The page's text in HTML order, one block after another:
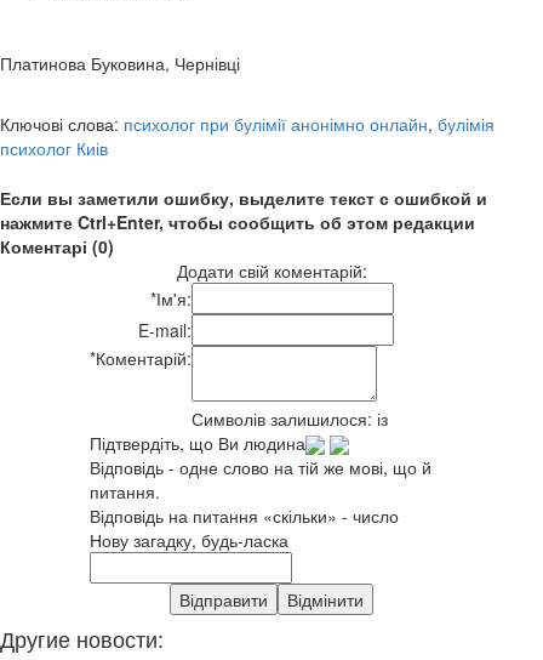
Платинова Буковина, Чернівці
Ключові слова: психолог при булімії анонімно онлайн, булімія
психолог Киів
Если вы заметили ошибку, выделите текст с ошибкой и
нажмите Ctrl+Enter, чтобы сообщить об этом редакции
Коментарі (0)
Додати свій коментарій:
*Ім'я:
E-mail:
*Коментарій:
Символів залишилося: із
Підтвердіть, що Ви людина
Відповідь - одне слово на тій же мові, що й
питання.
Відповідь на питання «скільки» - число
Нову загадку, будь-ласка
Другие новости: